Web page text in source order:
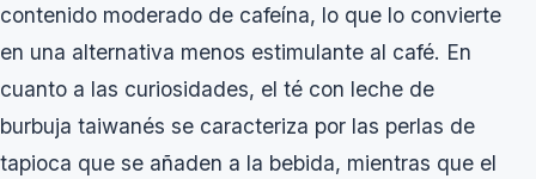
contenido moderado de cafeína, lo que lo convierte
en una alternativa menos estimulante al café. En
cuanto a las curiosidades, el té con leche de
burbuja taiwanés se caracteriza por las perlas de
tapioca que se añaden a la bebida, mientras que el